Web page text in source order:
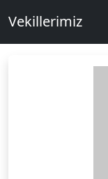
Vekillerimiz